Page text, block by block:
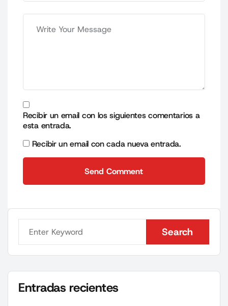
Recibir un email con los siguientes comentarios a
esta entrada.
Recibir un email con cada nueva entrada.
Send Comment
Search
Search
Entradas recientes